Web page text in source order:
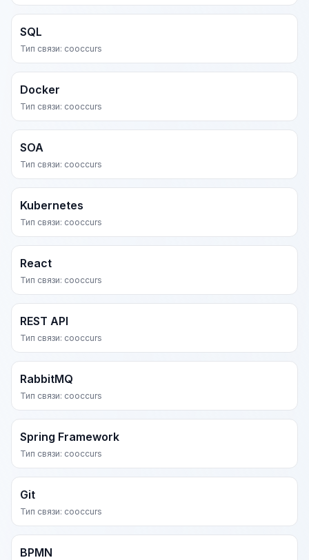
SQL
Тип связи: cooccurs
Docker
Тип связи: cooccurs
SOA
Тип связи: cooccurs
Kubernetes
Тип связи: cooccurs
React
Тип связи: cooccurs
REST API
Тип связи: cooccurs
RabbitMQ
Тип связи: cooccurs
Spring Framework
Тип связи: cooccurs
Git
Тип связи: cooccurs
BPMN